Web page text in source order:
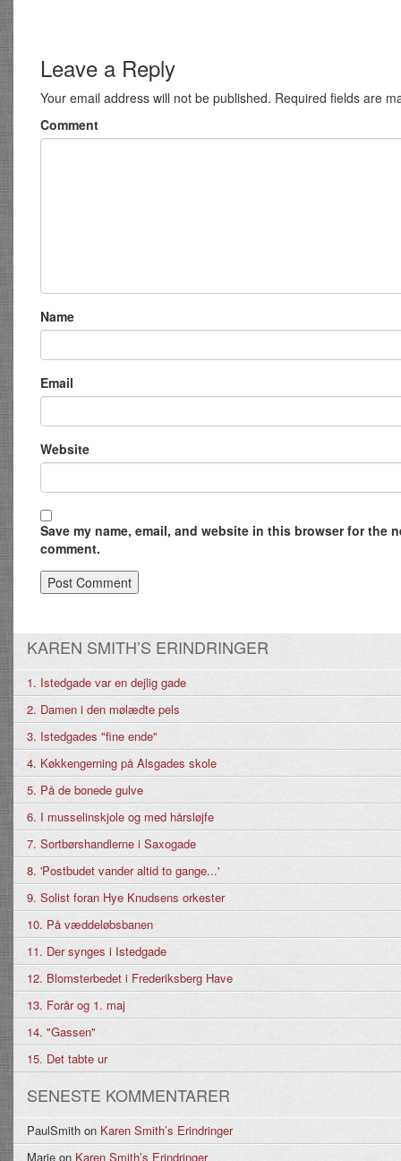
Leave a Reply
Your email address will not be published. Required fields are
Comment
Name
Email
Website
Save my name, email, and website in this browser for the
comment.
KAREN SMITH’S ERINDRINGER
1. Istedgade var en dejlig gade
2. Damen i den mølædte pels
3. Istedgades "fine ende"
4. Køkkengerning på Alsgades skole
5. På de bonede gulve
6. I musselinskjole og med hårsløjfe
7. Sortbørshandlerne i Saxogade
8. 'Postbudet vander altid to gange...'
9. Solist foran Hye Knudsens orkester
10. På væddeløbsbanen
11. Der synges i Istedgade
12. Blomsterbedet i Frederiksberg Have
13. Forår og 1. maj
14. "Gassen"
15. Det tabte ur
SENESTE KOMMENTARER
PaulSmith on Karen Smith’s Erindringer
Marie on Karen Smith’s Erindringer